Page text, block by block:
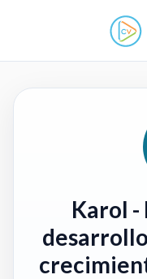
Karol -